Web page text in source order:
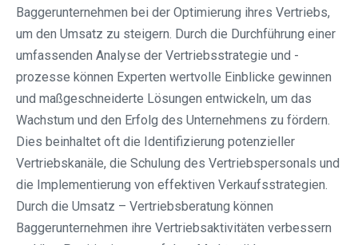
Baggerunternehmen bei der Optimierung ihres Vertriebs,
um den Umsatz zu steigern. Durch die Durchführung einer
umfassenden Analyse der Vertriebsstrategie und -
prozesse können Experten wertvolle Einblicke gewinnen
und maßgeschneiderte Lösungen entwickeln, um das
Wachstum und den Erfolg des Unternehmens zu fördern.
Dies beinhaltet oft die Identifizierung potenzieller
Vertriebskanäle, die Schulung des Vertriebspersonals und
die Implementierung von effektiven Verkaufsstrategien.
Durch die Umsatz – Vertriebsberatung können
Baggerunternehmen ihre Vertriebsaktivitäten verbessern